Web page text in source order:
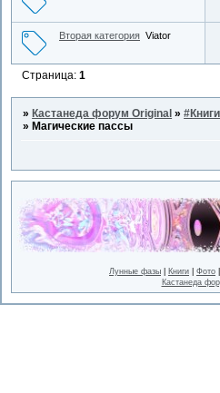
Вторая категория Viator
Страница:1
»Кастанеда форум Original »
»Магические пассы
Лунные фазы Книги Фото
Кастанеда